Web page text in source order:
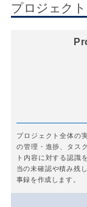
プロジェク
プロジェクト全体の
の管理・進捗、タス
ト内容に対する認識
当の未確認や積み残
事録を作成します。